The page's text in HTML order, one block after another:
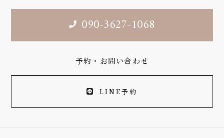
090-3627-1068
予約・お問い合わせ
LINE予約